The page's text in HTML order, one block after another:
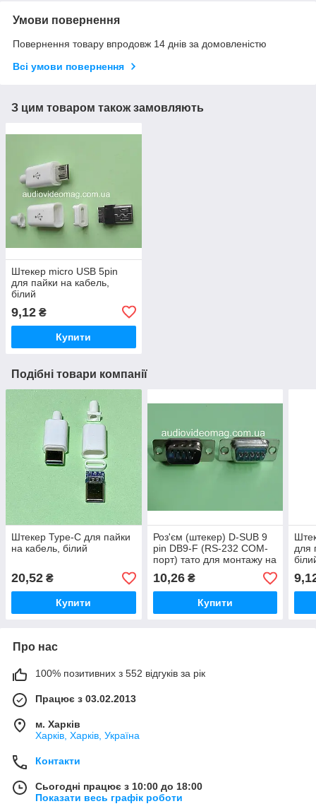
Умови повернення
Повернення товару впродовж 14 днів за домовленістю
Всі умови повернення
З цим товаром також замовляють
Штекер micro USB 5pin
для пайки на кабель,
білий
9,12 ₴
Купити
Подібні товари компанії
Штекер Type-C для пайки
на кабель, білий
20,52 ₴
Купити
Роз'єм (штекер) D-SUB 9
pin DB9-F (RS-232 COM-
порт) тато для монтажу на
кабель під пайку
10,26₴
Купити
для
Про нас
100% позитивних з 552 відгуків за рік
Працює з 03.02.2013
м. Харків
Харків, Харків, Україна
Контакти
Сьогодні працює з 10:00 до 18:00
Показати весь графік роботи